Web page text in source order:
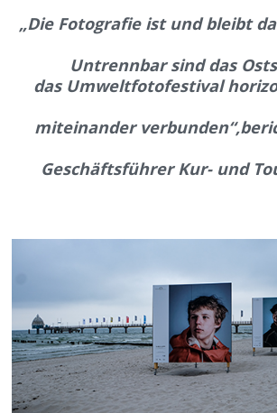
„Die Fotografie ist und bleibt
Untrennbar sind das
das Umweltfotofestival
miteinander
Geschäftsführer Kur- und